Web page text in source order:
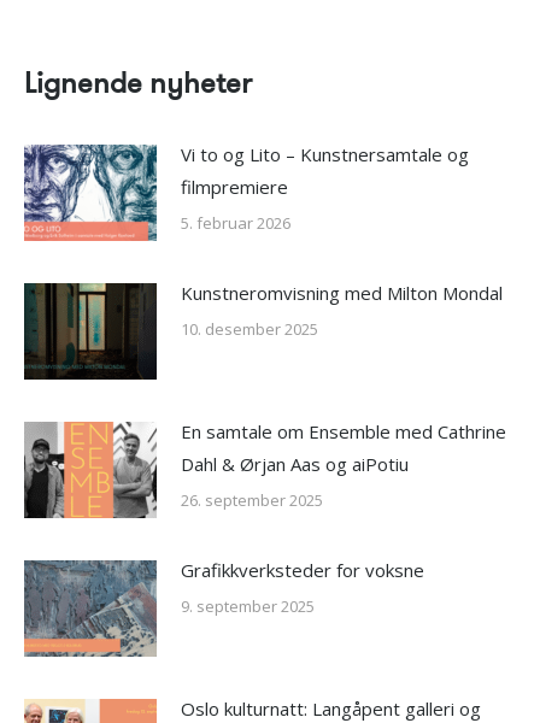
Lignende nyheter
Vi to og Lito – Kunstnersamtale og
filmpremiere
5. februar 2026
Kunstneromvisning med Milton Mondal
10. desember 2025
En samtale om Ensemble med Cathrine
Dahl & Ørjan Aas og aiPotiu
26. september 2025
Grafikkverksteder for voksne
9. september 2025
Oslo kulturnatt: Langåpent galleri og